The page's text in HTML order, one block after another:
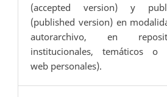
(accepted version) y
(published version) en
autorarchivo, en
institucionales, temáticos o
web personales).